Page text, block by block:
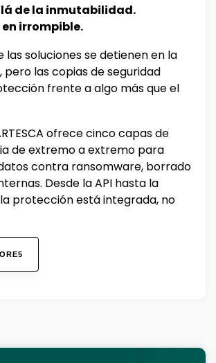
de la inmutabilidad.
irrompible.
las soluciones se detienen en la
pero las copias de seguridad
frente a algo más que el
ofrece cinco capas de
de extremo a extremo para
contra ransomware, borrado
Desde la API hasta la
protección está integrada, no